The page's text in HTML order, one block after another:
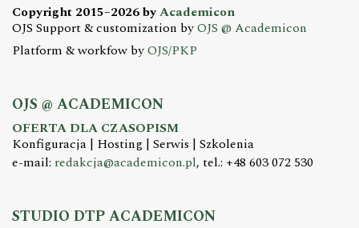
Copyright 2015–2026 byAcademicon
OJS Support & customization byOJS @ Academicon
Platform & workfow byOJS/PKP
OJS @ ACADEMICON
OFERTA DLA CZASOPISM
Konfiguracja | Hosting | Serwis | Szkolenia
e-mail: redakcja@academicon.pl, tel.: +48 603 072 530
STUDIO DTP ACADEMICON